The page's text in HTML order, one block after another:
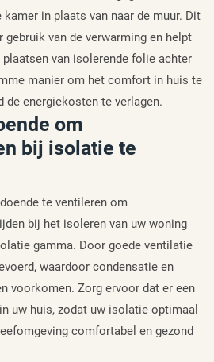
in plaats van naar de muur. Dit
van de verwarming en helpt
van isolerende folie achter
manier om het comfort in huis te
de energiekosten te verlagen.
om
bij isolatie te
te ventileren om
bij het isoleren van uw woning
gamma. Door goede ventilatie
waardoor condensatie en
voorkomen. Zorg ervoor dat er een
uw huis, zodat uw isolatie optimaal
comfortabel en gezond